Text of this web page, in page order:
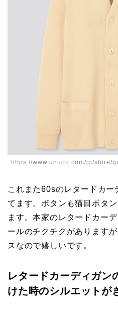
https://www.uniqlo.com/jp/store/
これまた60sのレタードカー
てます。ボタンも猫目ボタ
ます。本家のレタードカー
ールのチクチクがあります
スなので嬉しいです。
レタードカーディガン
けた時のシルエットが